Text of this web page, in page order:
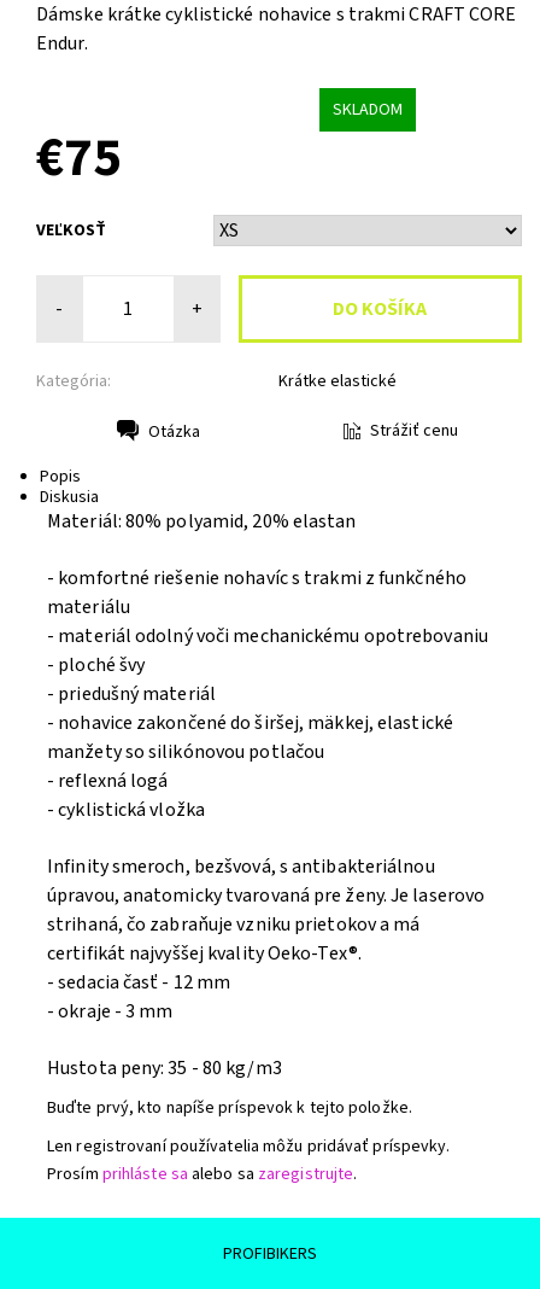
Dámske krátke cyklistické nohavice s trakmi CRAFT CORE
Endur.
SKLADOM
€75
VEĽKOSŤ
- +
Kategória: Krátke elastické
Otázka
Strážiť cenu
Popis
Diskusia
Materiál: 80% polyamid, 20% elastan
- komfortné riešenie nohavíc s trakmi z funkčného
materiálu
- materiál odolný voči mechanickému opotrebovaniu
- ploché švy
- priedušný materiál
- nohavice zakončené do širšej, mäkkej, elastické
manžety so silikónovou potlačou
- reflexná logá
- cyklistická vložka
Infinity smeroch, bezšvová, s antibakteriálnou
úpravou, anatomicky tvarovaná pre ženy. Je laserovo
strihaná, čo zabraňuje vzniku prietokov a má
certifikát najvyššej kvality Oeko-Tex®.
- sedacia časť - 12 mm
- okraje - 3 mm
Hustota peny: 35 - 80 kg/m3
Buďte prvý, kto napíše príspevok k tejto položke.
Len registrovaní používatelia môžu pridávať príspevky.
Prosím prihláste sa alebo sa zaregistrujte.
PROFIBIKERS